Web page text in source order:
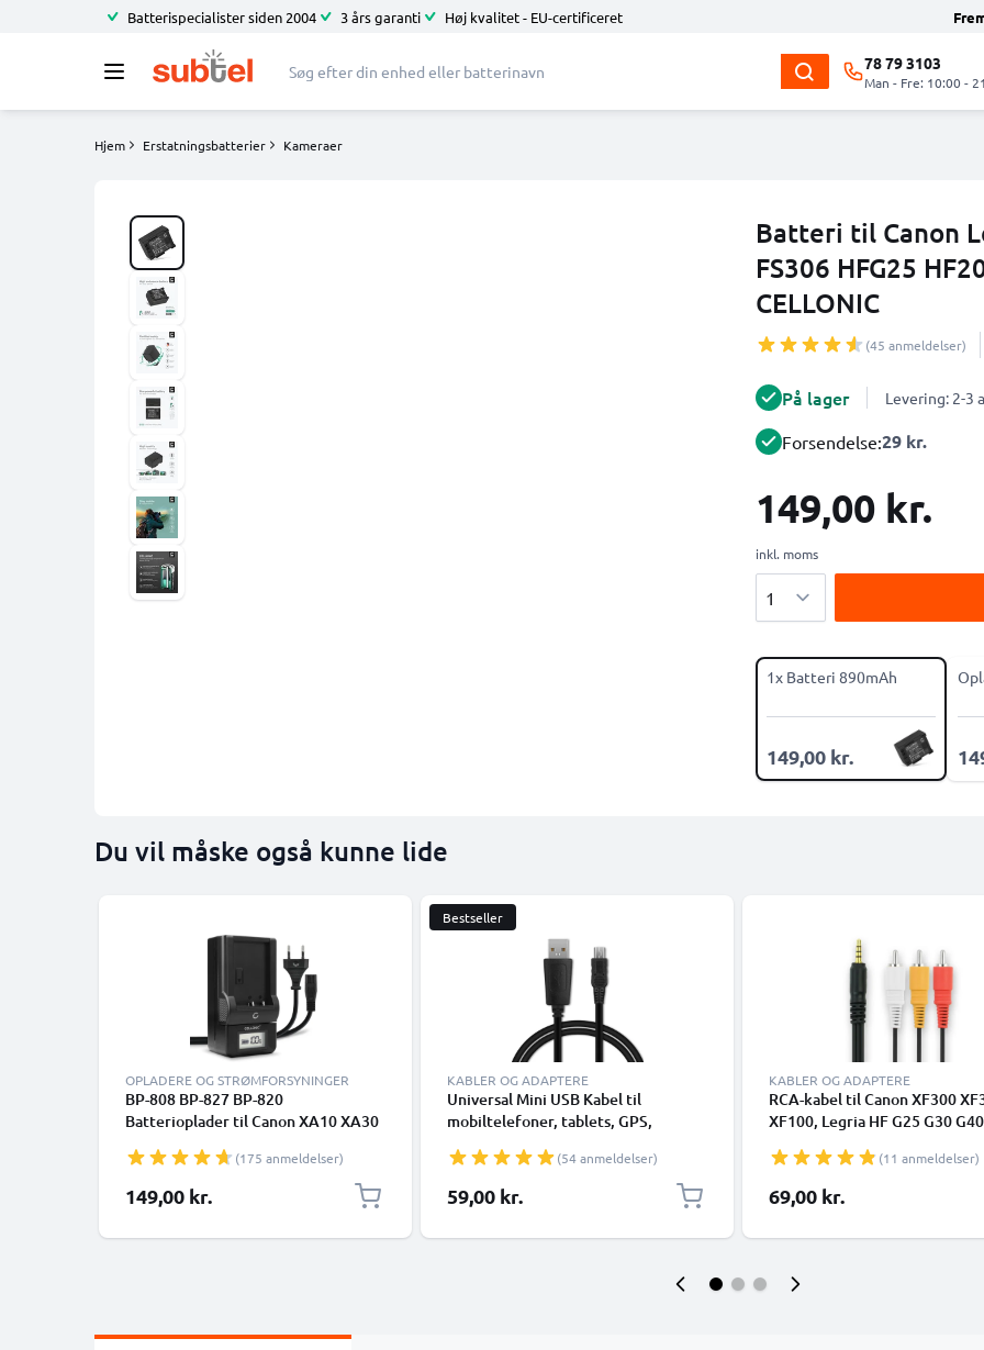
Batterispecialister siden 2004 3 års garanti Høj kvalitet - EU-certificeret
78 79 3103
Man - Fre: 10:00 -
Hjem Erstatningsbatterier Kameraer
Batteri til Canon
FS306 HFG25
CELLONIC
(45 anmeldelser)
På lager Levering: 2-3
Forsendelse:29 kr.
149,00 kr.
inkl. moms
1x Batteri 890mAh
149,00 kr.
Du vil måske også kunne lide
OPLADERE OG STRØMFORSYNINGER
BP-808 BP-827 BP-820
Batterioplader til Canon XA10 XA30
G40 G25 FS200 FS300 FS306
Kamerabatteri fra CELLONIC
(175 anmeldelser)
149,00 kr.
Bestseller
KABLER OG ADAPTERE
Universal Mini USB Kabel til
mobiltelefoner, tablets, GPS,
1m PVC Opladning/opladerkabel -
Sort
(54 anmeldelser)
59,00 kr.
KABLER OG ADAPTERE
RCA-kabel til Canon XF300
XF100, Legria HF G25 G30
Vixia HF R500, XA35 XA30
A1, FS100 FS200, MV890, TV,
Blu-Ray, Kamera, Konsol –
(11 anmeldelser)
69,00 kr.